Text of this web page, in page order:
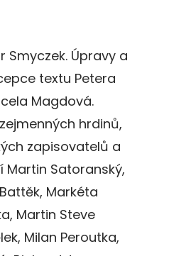
Smyczek. Úpravy a
textu Petera
Magdová.
hrdinů,
zapisovatelů a
Satoranský,
Markéta
Martin Steve
Milan Peroutka,